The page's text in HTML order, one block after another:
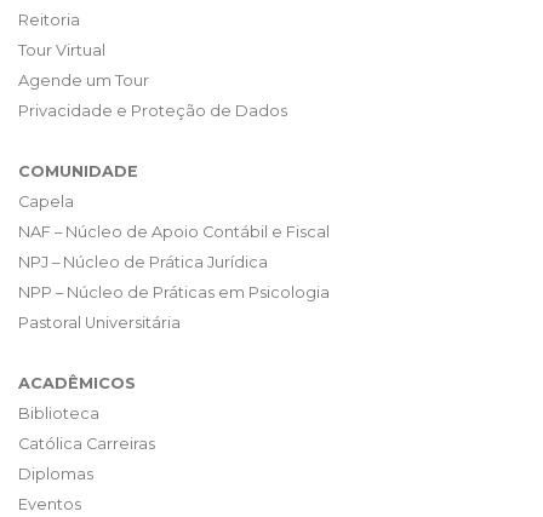
Reitoria
Tour Virtual
Agende um Tour
Privacidade e Proteção de Dados
COMUNIDADE
Capela
NAF – Núcleo de Apoio Contábil e Fiscal
NPJ – Núcleo de Prática Jurídica
NPP – Núcleo de Práticas em Psicologia
Pastoral Universitária
ACADÊMICOS
Biblioteca
Católica Carreiras
Diplomas
Eventos